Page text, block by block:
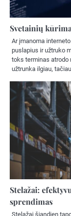
Svetainių
Ar įmanoma
puslapius ir užtruko
toks terminas atrodo
užtrunka ilgiau,
Stelažai:
sprendimas
Stelažai šiandien